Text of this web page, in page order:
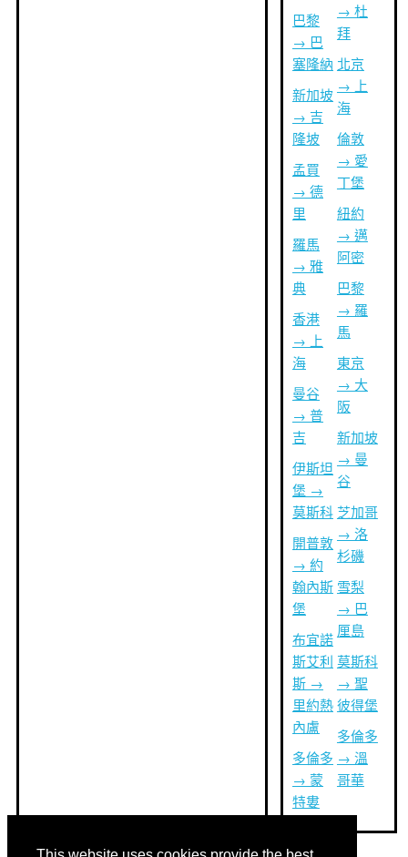
巴黎
→ 巴
塞隆納
新加坡
→ 吉
隆坡
孟買
→ 德
里
羅馬
→ 雅
典
香港
→ 上
海
曼谷
→ 普
吉
伊斯坦
堡 →
莫斯科
開普敦
→ 約
翰內斯
堡
布宜諾
斯艾利
斯 →
里約熱
內盧
多倫多
→ 蒙
特婁
→ 杜
拜
北京
→ 上
海
倫敦
→ 愛
丁堡
紐約
→ 邁
阿密
巴黎
→ 羅
馬
東京
→ 大
阪
新加坡
→ 曼
谷
芝加哥
→ 洛
杉磯
雪梨
→ 巴
厘島
莫斯科
→ 聖
彼得堡
多倫多
→ 溫
哥華